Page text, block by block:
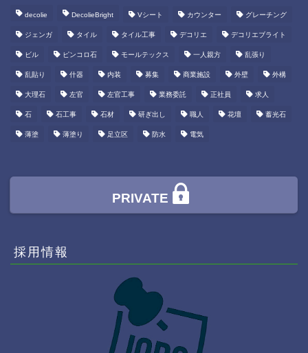
decolie DecolieBright Vシート カウンター グレーチング
ジェンガ タイル タイル工事 デコリエ デコリエブライト
ビル ピンコロ石 モールテックス 一人親方 乱張り
乱貼り 什器 内装 募集 商業施設 外壁 外構
大理石 左官 左官工事 業務委託 正社員 求人
石 石工事 石材 研ぎ出し 職人 花壇 蓄光石
薄塗 薄塗り 足立区 防水 電気
PRIVATE
採用情報